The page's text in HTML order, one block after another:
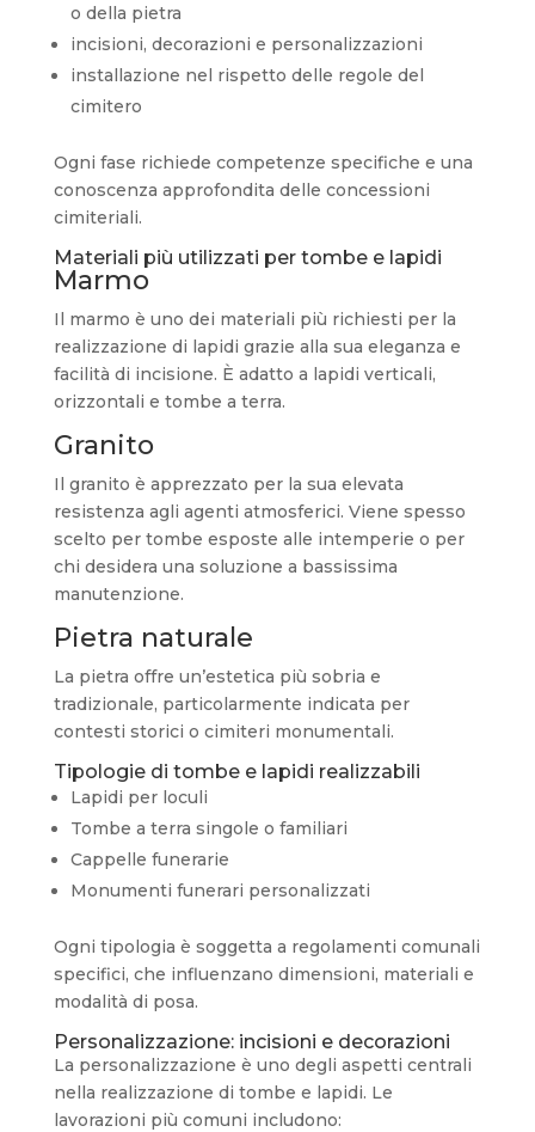
o della pietra
incisioni, decorazioni e personalizzazioni
installazione nel rispetto delle regole del
cimitero
Ogni fase richiede competenze specifiche e una
conoscenza approfondita delle concessioni
cimiteriali.
Materiali più utilizzati per tombe e lapidi
Marmo
Il marmo è uno dei materiali più richiesti per la
realizzazione di lapidi grazie alla sua eleganza e
facilità di incisione. È adatto a lapidi verticali,
orizzontali e tombe a terra.
Granito
Il granito è apprezzato per la sua elevata
resistenza agli agenti atmosferici. Viene spesso
scelto per tombe esposte alle intemperie o per
chi desidera una soluzione a bassissima
manutenzione.
Pietra naturale
La pietra offre un’estetica più sobria e
tradizionale, particolarmente indicata per
contesti storici o cimiteri monumentali.
Tipologie di tombe e lapidi realizzabili
Lapidi per loculi
Tombe a terra singole o familiari
Cappelle funerarie
Monumenti funerari personalizzati
Ogni tipologia è soggetta a regolamenti comunali
specifici, che influenzano dimensioni, materiali e
modalità di posa.
Personalizzazione: incisioni e decorazioni
La personalizzazione è uno degli aspetti centrali
nella realizzazione di tombe e lapidi. Le
lavorazioni più comuni includono: